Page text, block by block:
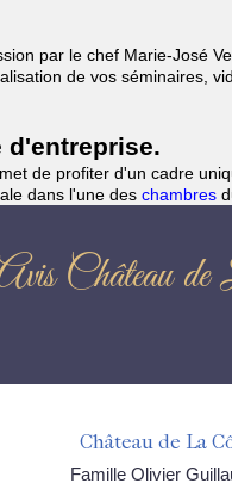
par le chef Marie-José
de vos séminaires,
d'entreprise.
de profiter d'un cadre
dans l'une des chambres
Château
Château de La
Famille Olivier